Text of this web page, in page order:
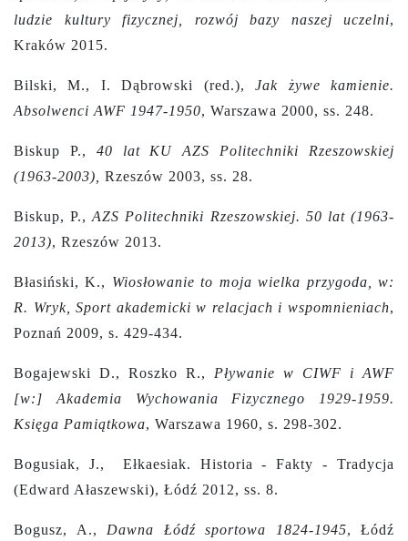
ludzie kultury fizycznej, rozwój bazy naszej uczelni,
Kraków 2015.
Bilski, M., I. Dąbrowski (red.),Jak żywe kamienie.
Absolwenci AWF 1947-1950, Warszawa 2000, ss. 248.
Biskup P., 40 lat KU AZS Politechniki Rzeszowskiej
(1963-2003),
Rzeszów 2003, ss. 28.
Biskup, P.,AZS Politechniki Rzeszowskiej. 50 lat (1963-
2013), Rzeszów 2013.
Błasiński, K., Wiosłowanie to moja wielka przygoda, w:
R. Wryk, Sport akademicki w relacjach i wspomnieniach,
Poznań 2009, s. 429-434.
Bogajewski D., Roszko R., Pływanie w CIWF i AWF
[w:] Akademia Wychowania Fizycznego 1929-1959.
Księga Pamiątkowa, Warszawa 1960, s. 298-302.
Bogusiak, J., Ełkaesiak. Historia - Fakty - Tradycja
(Edward Ałaszewski), Łódź 2012, ss. 8.
Bogusz, A., Dawna Łódź sportowa 1824-1945, Łódź